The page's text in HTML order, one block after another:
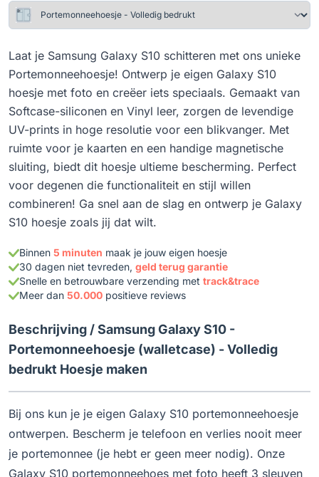
Laat je Samsung Galaxy S10 schitteren met ons unieke
Portemonneehoesje! Ontwerp je eigen Galaxy S10
hoesje met foto en creëer iets speciaals. Gemaakt van
Softcase-siliconen en Vinyl leer, zorgen de levendige
UV-prints in hoge resolutie voor een blikvanger. Met
ruimte voor je kaarten en een handige magnetische
sluiting, biedt dit hoesje ultieme bescherming. Perfect
voor degenen die functionaliteit en stijl willen
combineren! Ga snel aan de slag en ontwerp je Galaxy
S10 hoesje zoals jij dat wilt.
Binnen 5 minuten maak je jouw eigen hoesje
30 dagen niet tevreden, geld terug garantie
Snelle en betrouwbare verzending met track&trace
Meer dan 50.000 positieve reviews
Beschrijving /Samsung Galaxy S10 -
Portemonneehoesje (walletcase) - Volledig
bedrukt Hoesje maken
Bij ons kun je je eigen Galaxy S10 portemonneehoesje
ontwerpen. Bescherm je telefoon en verlies nooit meer
je portemonnee (je hebt er geen meer nodig). Onze
Galaxy S10 portemonneehoes met foto heeft 3 sleuven